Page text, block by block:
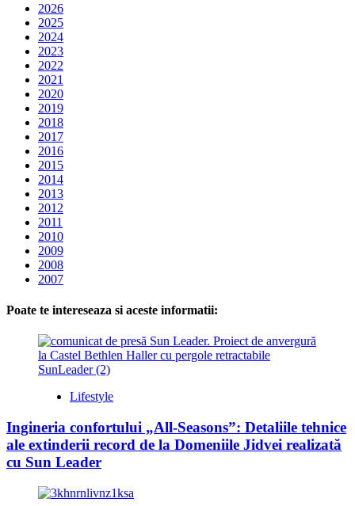
2026
2025
2024
2023
2022
2021
2020
2019
2018
2017
2016
2015
2014
2013
2012
2011
2010
2009
2008
2007
Poate te intereseaza si aceste informatii:
Lifestyle
Ingineria confortului „All-Seasons”: Detaliile tehnice
ale extinderii record de la Domeniile Jidvei realizată
cu Sun Leader